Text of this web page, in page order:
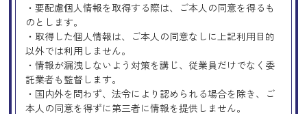
・要配慮個人情報を取得する際は、ご本人の同意を得るも
のとします。
・取得した個人情報は、ご本人の同意なしに上記利用目的
以外では利用しません。
・情報が漏洩しないよう対策を講じ、従業員だけでなく委
託業者も監督します。
・国内外を問わず、法令により認められる場合を除き、ご
本人の同意を得ずに第三者に情報を提供しません。